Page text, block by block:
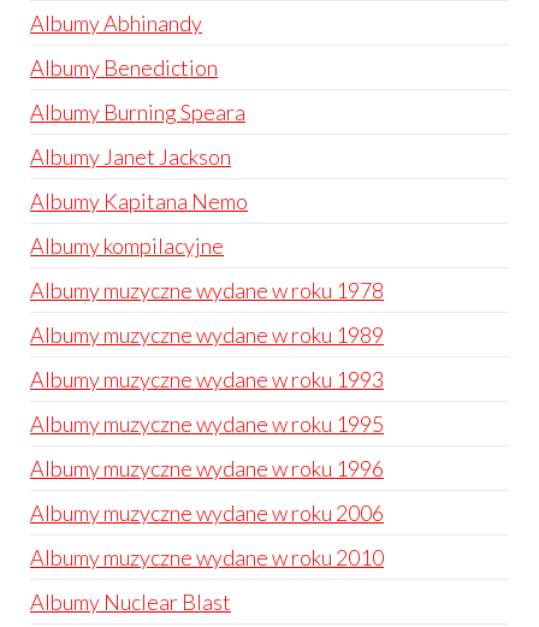
Albumy Abhinandy
Albumy Benediction
Albumy Burning Speara
Albumy Janet Jackson
Albumy Kapitana Nemo
Albumy kompilacyjne
Albumy muzyczne wydane w roku 1978
Albumy muzyczne wydane w roku 1989
Albumy muzyczne wydane w roku 1993
Albumy muzyczne wydane w roku 1995
Albumy muzyczne wydane w roku 1996
Albumy muzyczne wydane w roku 2006
Albumy muzyczne wydane w roku 2010
Albumy Nuclear Blast